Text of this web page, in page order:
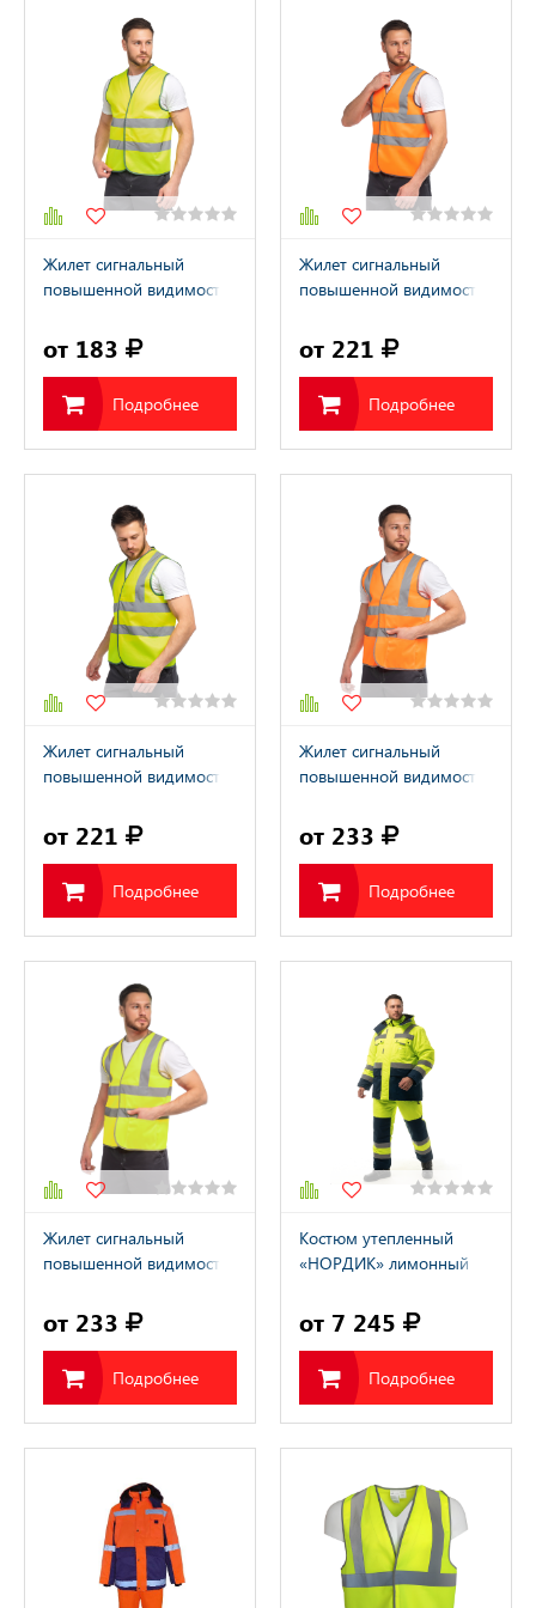
Жилет сигнальный
повышенной видимости
от 183
Подробнее
Жилет сигнальный
повышенной видимости
от 221
Подробнее
Жилет сигнальный
повышенной видимости
от 221
Подробнее
Жилет сигнальный
повышенной видимости
от 233
Подробнее
Жилет сигнальный
повышенной видимости
от 233
Подробнее
Костюм утепленный
«НОРДИК» лимонный
от 7 245
Подробнее